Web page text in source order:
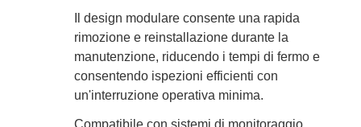
Il design modulare consente una rapida
rimozione e reinstallazione durante la
manutenzione, riducendo i tempi di fermo e
consentendo ispezioni efficienti con
un'interruzione operativa minima.
Compatibile con sistemi di monitoraggio